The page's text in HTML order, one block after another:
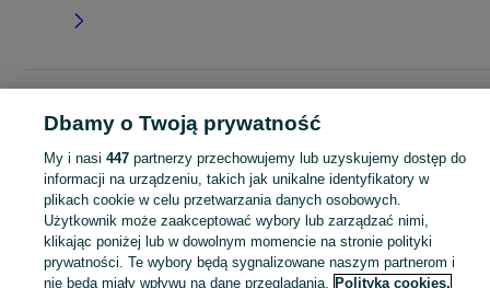
Zestawy biżuterii - Gliwice
Zestawy biżuterii - Śródmieście
KATEGORIA
Zobacz
Dbamy o Twoją prywatność
My i nasi 447partnerzy przechowujemy lub uzyskujemy dostęp do
informacji na urządzeniu, takich jak unikalne identyfikatory w
plikach cookie w celu przetwarzania danych osobowych.
Użytkownik może zaakceptować wybory lub zarządzać nimi,
klikając poniżej lub w dowolnym momencie na stronie polityki
prywatności. Te wybory będą sygnalizowane naszym partnerom i
nie będą miały wpływu na dane przeglądania. Polityka cookies,